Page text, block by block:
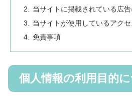
当サイトに掲載されている広
当サイトが使用しているアク
免責事項
個人情報の利用目的